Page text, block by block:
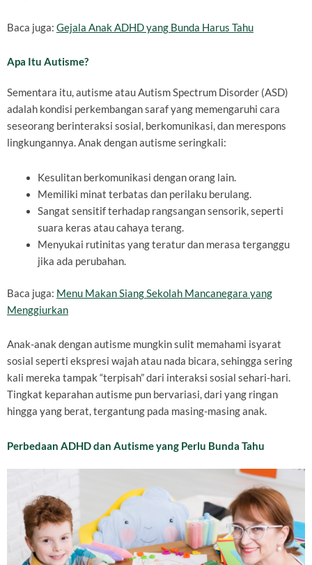
Baca juga: Gejala Anak ADHD yang Bunda Harus Tahu
Apa Itu Autisme?
Sementara itu, autisme atau Autism Spectrum Disorder (ASD)
adalah kondisi perkembangan saraf yang memengaruhi cara
seseorang berinteraksi sosial, berkomunikasi, dan merespons
lingkungannya. Anak dengan autisme seringkali:
Kesulitan berkomunikasi dengan orang lain.
Memiliki minat terbatas dan perilaku berulang.
Sangat sensitif terhadap rangsangan sensorik, seperti
suara keras atau cahaya terang.
Menyukai rutinitas yang teratur dan merasa terganggu
jika ada perubahan.
Baca juga: Menu Makan Siang Sekolah Mancanegara yang
Menggiurkan
Anak-anak dengan autisme mungkin sulit memahami isyarat
sosial seperti ekspresi wajah atau nada bicara, sehingga sering
kali mereka tampak “terpisah” dari interaksi sosial sehari-hari.
Tingkat keparahan autisme pun bervariasi, dari yang ringan
hingga yang berat, tergantung pada masing-masing anak.
Perbedaan ADHD dan Autisme yang Perlu Bunda Tahu